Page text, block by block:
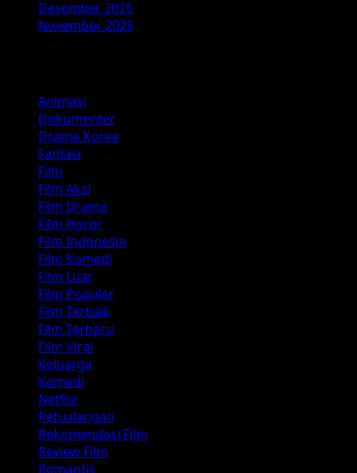
Desember 2025
November 2025
Animasi
Dokumenter
Drama Korea
Fantasi
Film
Film Aksi
Film Drama
Film Horor
Film Indonesia
Film Komedi
Film Luar
Film Populer
Film Terbaik
Film Terbaru
Film Viral
Keluarga
Komedi
Netflix
Petualangan
Rekomendasi Film
Review Film
Romantis